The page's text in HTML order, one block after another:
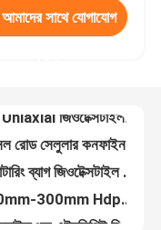
আমাদের সাথে যোগাযোগ ওয়াল 90KN ধরে রাখার জন্য HDPE Uniaxial জিওটেক্সটাইল জিওগ্রিড
হানিকম্ব প্লাস্টিক টেক্সচার্ড ইন্টারলকিং ড্রাইভওয়ে এইচডিপিই জিওসেল কোম্পানি গ্রাউন্ড গ্রিড
ASTM স্ট্যান্ডার্ড HDPE প্লাস্টিক গ্রেভেল পাথওয়ে স্টেবিলাইজার গ্রিড জিওসেল 100 মিমি
পলিপ্রোপিলিন বোনা জিওটেক্সটাইল জিওটিউব ডিওয়াটারিং ব্যাগ ফিল্টার 7.5x10ft